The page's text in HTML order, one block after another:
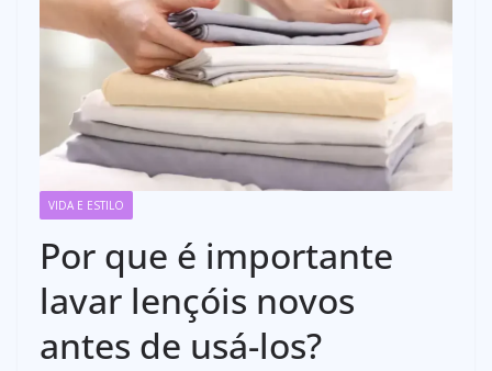
VIDA E ESTILO
Por que é importante
lavar lençóis novos
antes de usá-los?